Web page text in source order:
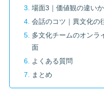
場面3｜価値観の違い
会話のコツ｜異文化の
多文化チームのオンラ
面
よくある質問
まとめ